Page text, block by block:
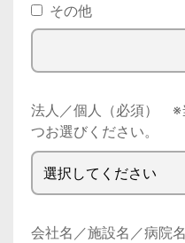
その他
法人／個人（必須） ※
つお選びください。
会社名／施設名／病院